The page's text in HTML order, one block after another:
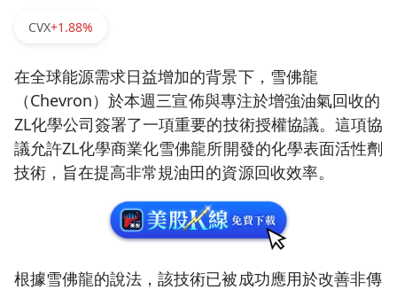
CVX+1.88%
在全球能源需求日益增加的背景下，雪佛龍
（Chevron）於本週三宣佈與專注於增強油氣回收的
ZL化學公司簽署了一項重要的技術授權協議。這項協
議允許ZL化學商業化雪佛龍所開發的化學表面活性劑
技術，旨在提高非常規油田的資源回收效率。
根據雪佛龍的說法，該技術已被成功應用於改善非傳